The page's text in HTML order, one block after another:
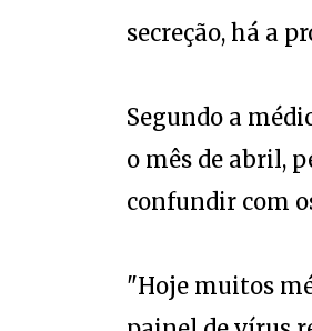
secreção, há a
Segundo a
o mês de abril,
confundir com
"Hoje muitos